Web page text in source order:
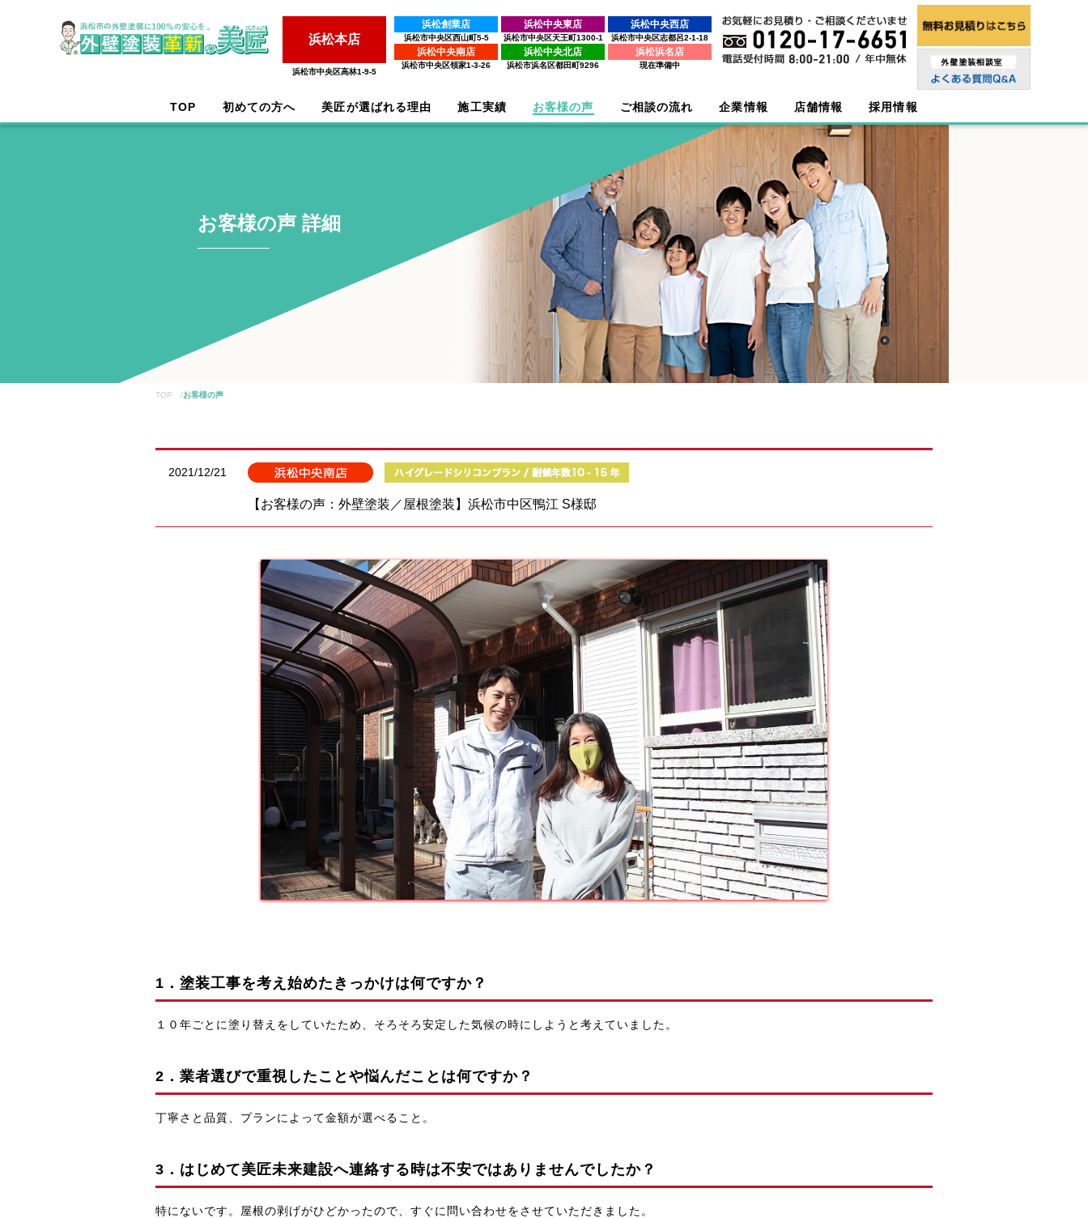
浜松本店
浜松市中央区高林1-9-5
浜松創業店
浜松市中央区西山町5-5
浜松中央東店
浜松市中央区天王町1300-1
浜松中央西店
浜松市中央区志都呂2-1-18
浜松中央南店
浜松市中央区領家1-3-26
浜松中央北店
浜松市浜名区都田町9296
浜松浜名店
現在準備中
TOP 初めての方へ 美匠が選ばれる理由 施工実績 お客様の声 ご相談の流れ 企業情報 店舗情報 採用情報
お客様の声 詳細
TOP /お客様の声
2021/12/21
【お客様の声：外壁塗装／屋根塗装】浜松市中区鴨江 S様邸
1．塗装工事を考え始めたきっかけは何ですか？
１０年ごとに塗り替えをしていたため、そろそろ安定した気候の時にしようと考えていました。
2．業者選びで重視したことや悩んだことは何ですか？
丁寧さと品質、プランによって金額が選べること。
3．はじめて美匠未来建設へ連絡する時は不安ではありませんでしたか？
特にないです。屋根の剥げがひどかったので、すぐに問い合わせをさせていただきました。